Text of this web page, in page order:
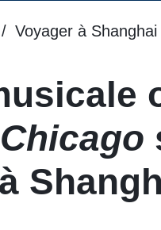
Voyager à Shanghai
Chicago